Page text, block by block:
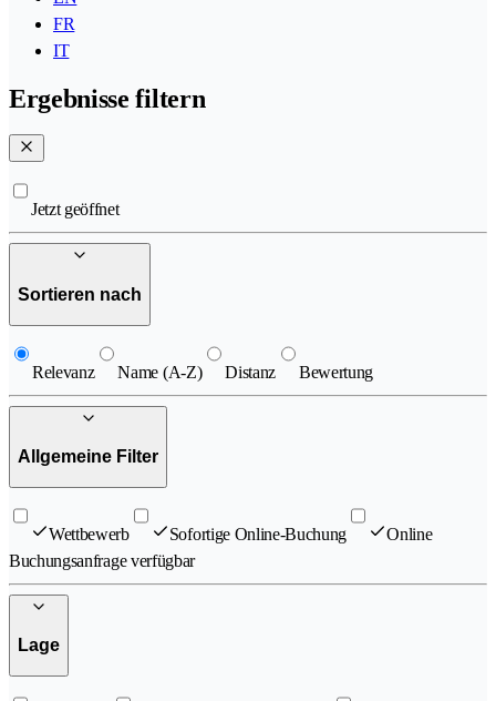
FR
IT
Ergebnisse filtern
Jetzt geöffnet
Sortieren nach
Relevanz Name (A-Z) Distanz Bewertung
Allgemeine Filter
Wettbewerb Sofortige Online-Buchung
Online
Buchungsanfrage verfügbar
Lage